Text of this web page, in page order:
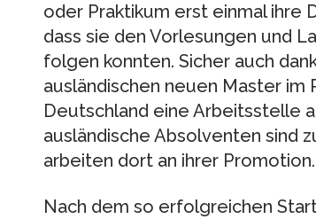
oder Praktikum erst einmal ihre
dass sie den Vorlesungen und
folgen konnten. Sicher auch
ausländischen neuen Master im
Deutschland eine Arbeitsstelle
ausländische Absolventen sind
arbeiten dort an ihrer Promotion.
Nach dem so erfolgreichen